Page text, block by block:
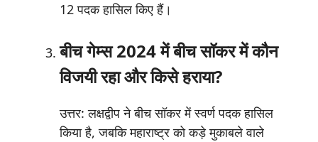
12 पदक हासिल किए हैं।
बीच गेम्स 2024 में बीच सॉकर में कौन
विजयी रहा और किसे हराया?
उत्तर: लक्षद्वीप ने बीच सॉकर में स्वर्ण पदक हासिल
किया है, जबकि महाराष्ट्र को कड़े मुकाबले वाले